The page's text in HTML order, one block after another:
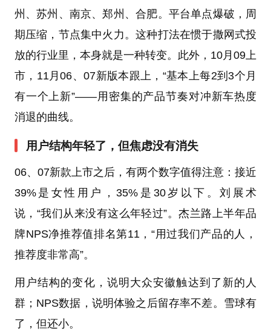
州、苏州、南京、郑州、合肥。平台单点爆破，周
期压缩，节点集中火力。这种打法在惯于撒网式投
放的行业里，本身就是一种转变。此外，10月09上
市，11月06、07新版本跟上，“基本上每2到3个月
有一个上新”——用密集的产品节奏对冲新车热度
消退的曲线。
用户结构年轻了，但焦虑没有消失
06、07新款上市之后，有两个数字值得注意：接近
39%是女性用户，35%是30岁以下。刘展术
说，“我们从来没有这么年轻过”。杰兰路上半年品
牌NPS净推荐值排名第11，“用过我们产品的人，
推荐度非常高”。
用户结构的变化，说明大众安徽触达到了新的人
群；NPS数据，说明体验之后留存率不差。雪球有
了，但还小。